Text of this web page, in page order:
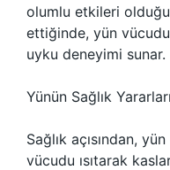
olumlu etkileri
ettiğinde, yün
uyku deneyimi sunar.
Yünün Sağlık
Sağlık açısından,
vücudu ısıtarak